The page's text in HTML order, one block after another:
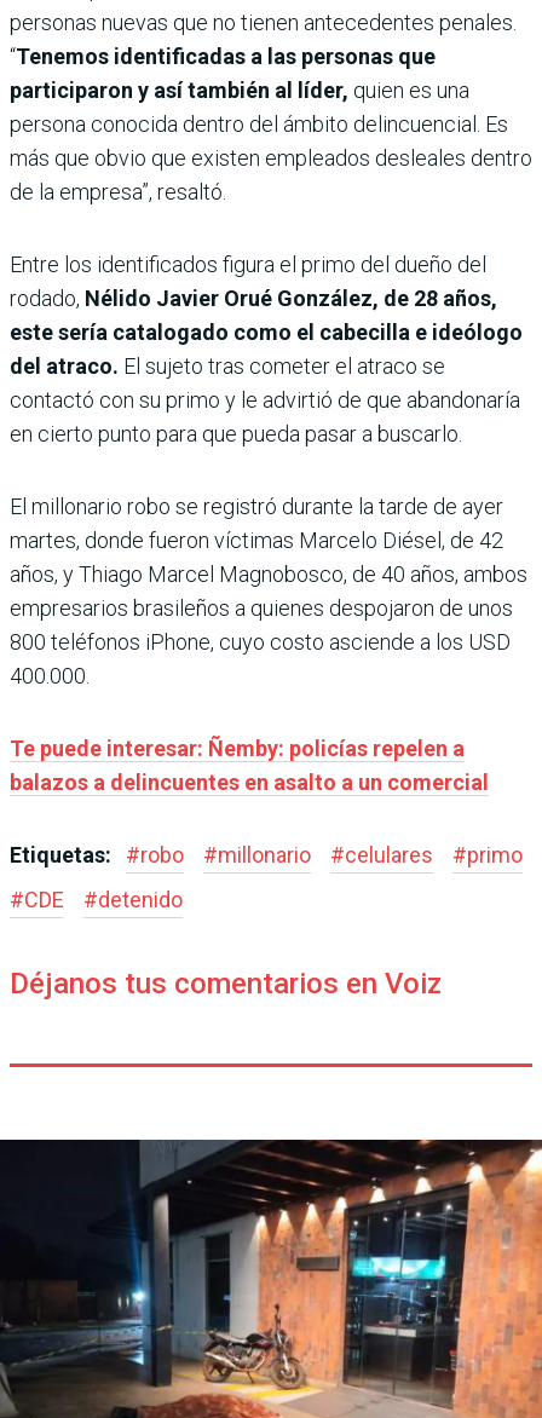
personas nuevas que no tienen antecedentes penales.
“Tenemos identificadas a las personas que
participaron y así también al líder, quien es una
persona conocida dentro del ámbito delincuencial. Es
más que obvio que existen empleados desleales dentro
de la empresa”, resaltó.
Entre los identificados figura el primo del dueño del
rodado, Nélido Javier Orué González, de 28 años,
este sería catalogado como el cabecilla e ideólogo
del atraco. El sujeto tras cometer el atraco se
contactó con su primo y le advirtió de que abandonaría
en cierto punto para que pueda pasar a buscarlo.
El millonario robo se registró durante la tarde de ayer
martes, donde fueron víctimas Marcelo Diésel, de 42
años, y Thiago Marcel Magnobosco, de 40 años, ambos
empresarios brasileños a quienes despojaron de unos
800 teléfonos iPhone, cuyo costo asciende a los USD
400.000.
Te puede interesar: Ñemby: policías repelen a
balazos a delincuentes en asalto a un comercial
Etiquetas: #robo #millonario #celulares #primo
#CDE #detenido
Déjanos tus comentarios en Voiz